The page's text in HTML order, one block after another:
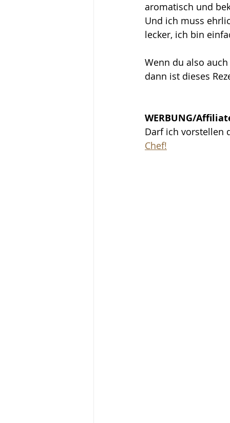
aromatisch und
Und ich muss
lecker, ich bin
Wenn du also
dann ist dieses
WERBUNG/
Darf ich vorstellen
Chef!